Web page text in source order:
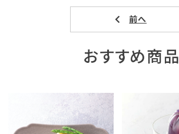
おすすめ商品